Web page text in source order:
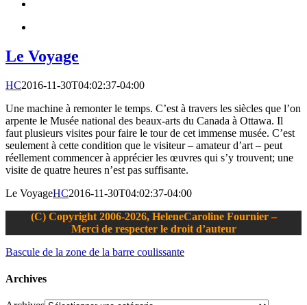
Le Voyage
HC2016-11-30T04:02:37-04:00
Une machine à remonter le temps. C’est à travers les siècles que l’on
arpente le Musée national des beaux-arts du Canada à Ottawa. Il
faut plusieurs visites pour faire le tour de cet immense musée. C’est
seulement à cette condition que le visiteur – amateur d’art – peut
réellement commencer à apprécier les œuvres qui s’y trouvent; une
visite de quatre heures n’est pas suffisante.
Le VoyageHC2016-11-30T04:02:37-04:00
(C) Copyright 2006-2026, HeleneCaroline Fournier –
Merci de respecter le droit d’auteur
Bascule de la zone de la barre coulissante
Archives